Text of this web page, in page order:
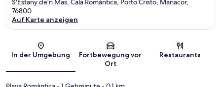
S'Estany de'n Mas, Cala Romàntica, Porto Cristo, Manacor,
76800
Auf Karte anzeigen
In der Umgebung
Fortbewegung vor
Ort
Restaurants